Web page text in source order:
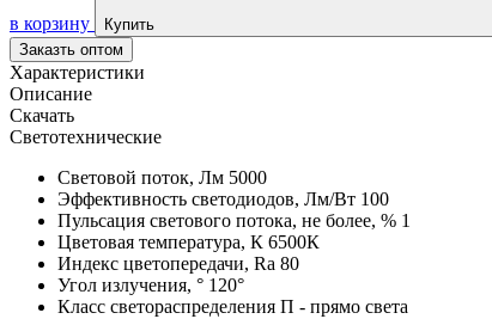
в корзину
Купить
Заказть оптом
Характеристики
Описание
Скачать
Светотехнические
Световой поток, Лм 5000
Эффективность светодиодов, Лм/Вт 100
Пульсация светового потока, не более, % 1
Цветовая температура, К 6500К
Индекс цветопередачи, Ra 80
Угол излучения, ° 120°
Класс светораспределения П - прямо света